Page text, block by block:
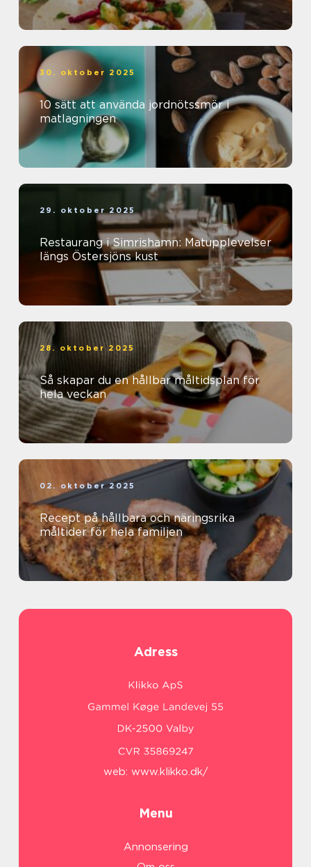
30. oktober 2025
10 sätt att använda jordnötssmör i
matlagningen
29. oktober 2025
Restaurang i Simrishamn: Matupplevelser
längs Östersjöns kust
28. oktober 2025
Så skapar du en hållbar måltidsplan för
hela veckan
02. oktober 2025
Recept på hållbara och näringsrika
måltider för hela familjen
Adress
web: www.klikko.dk/
Menu
Annonsering